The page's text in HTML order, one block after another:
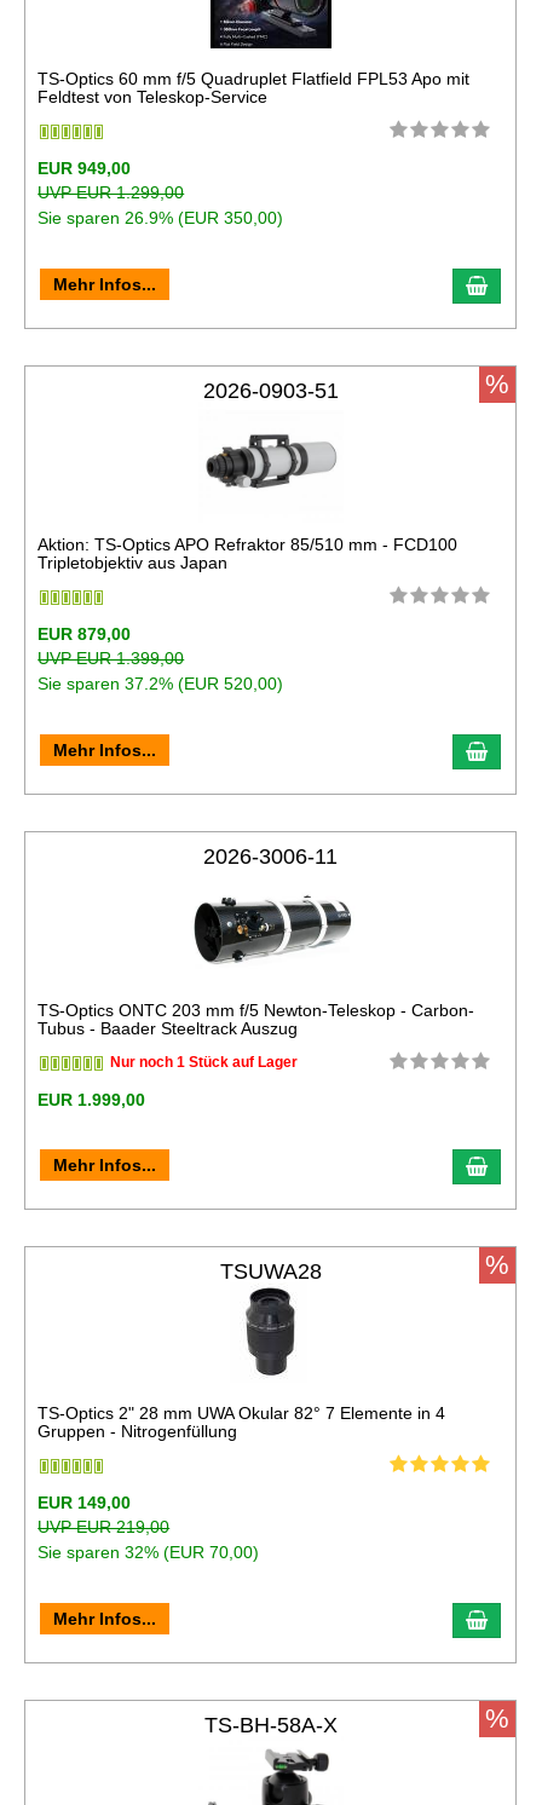
TS-Optics 60 mm f/5 Quadruplet Flatfield FPL53 Apo mit
Feldtest von Teleskop-Service
EUR 949,00
UVP EUR 1.299,00
Sie sparen 26.9% (EUR 350,00)
Mehr Infos... In
2026-0903-51
Aktion: TS-Optics APO Refraktor 85/510 mm - FCD100
Tripletobjektiv aus Japan
EUR 879,00
UVP EUR 1.399,00
Sie sparen 37.2% (EUR 520,00)
Mehr Infos... In
%
2026-3006-11
TS-Optics ONTC 203 mm f/5 Newton-Teleskop - Carbon-
Tubus - Baader Steeltrack Auszug
Nur noch 1 Stück auf Lager
EUR 1.999,00
Mehr Infos... In
TSUWA28
TS-Optics 2" 28 mm UWA Okular 82° 7 Elemente in 4
Gruppen - Nitrogenfüllung
EUR 149,00
UVP EUR 219,00
Sie sparen 32% (EUR 70,00)
Mehr Infos... In
%
TS-BH-58A-X %